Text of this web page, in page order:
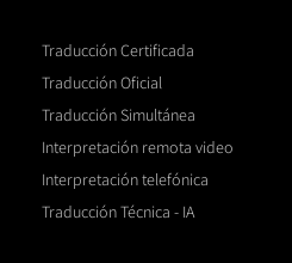
Traducción Certificada
Traducción Oficial
Traducción Simultánea
Interpretación remota video
Interpretación telefónica
Traducción Técnica - IA